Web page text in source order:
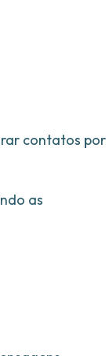
contatos por
as